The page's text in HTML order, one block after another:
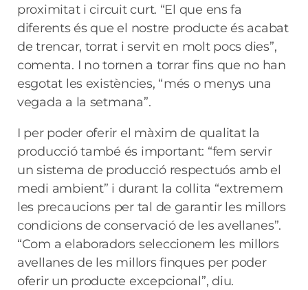
proximitat i circuit curt. “El que ens fa
diferents és que el nostre producte és acabat
de trencar, torrat i servit en molt pocs dies”,
comenta. I no tornen a torrar fins que no han
esgotat les existències, “més o menys una
vegada a la setmana”.
I per poder oferir el màxim de qualitat la
producció també és important: “fem servir
un sistema de producció respectuós amb el
medi ambient” i durant la collita “extremem
les precaucions per tal de garantir les millors
condicions de conservació de les avellanes”.
“Com a elaboradors seleccionem les millors
avellanes de les millors finques per poder
oferir un producte excepcional”, diu.